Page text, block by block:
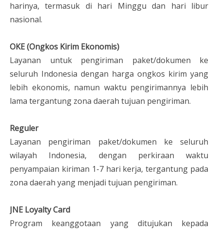
harinya, termasuk di hari Minggu dan hari libur
nasional.
OKE (Ongkos Kirim Ekonomis)
Layanan untuk pengiriman paket/dokumen ke
seluruh Indonesia dengan harga ongkos kirim yang
lebih ekonomis, namun waktu pengirimannya lebih
lama tergantung zona daerah tujuan pengiriman.
Reguler
Layanan pengiriman paket/dokumen ke seluruh
wilayah Indonesia, dengan perkiraan waktu
penyampaian kiriman 1-7 hari kerja, tergantung pada
zona daerah yang menjadi tujuan pengiriman.
JNE Loyalty Card
Program keanggotaan yang ditujukan kepada